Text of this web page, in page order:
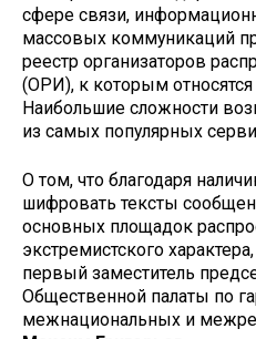
сфере связи,
массовых коммуникаций
реестр организаторов
(ОРИ), к которым
Наибольшие сложности
из самых популярных
О том, что благодаря
шифровать тексты
основных площадок
экстремистского
первый заместитель
Общественной палаты по
межнациональных и